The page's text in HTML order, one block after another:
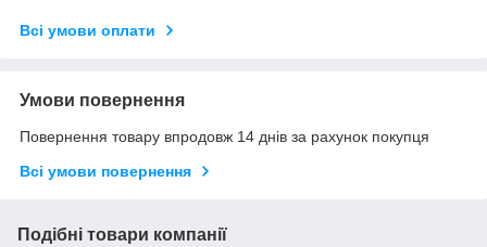
Всі умови оплати
Умови повернення
Повернення товару впродовж 14 днів за рахунок покупця
Всі умови повернення
Подібні товари компанії